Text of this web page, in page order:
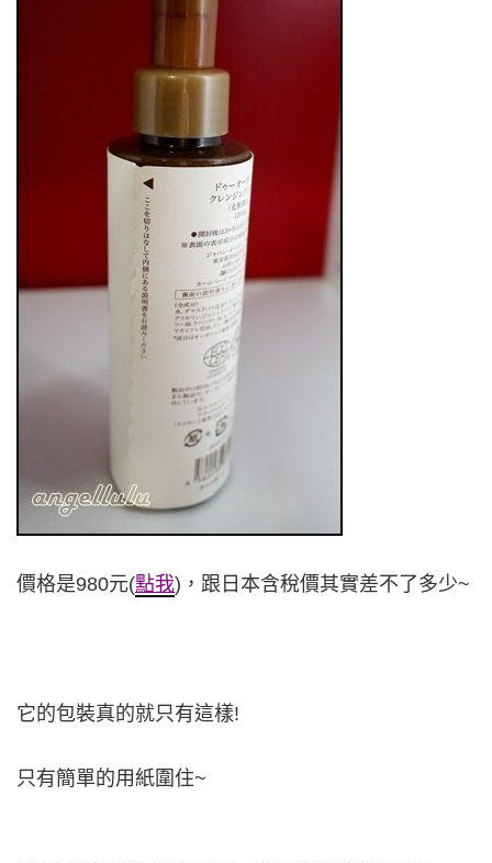
價格是980元(點我)，跟日本含稅價其實差不了多少~
它的包裝真的就只有這樣!
只有簡單的用紙圍住~